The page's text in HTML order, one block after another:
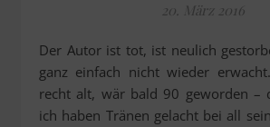
20. März 2016
Der Autor ist tot, ist neulich gestorben, ist morgens
ganz einfach nicht wieder
recht alt, wär bald 90 geworden –
ich haben Tränen gelacht bei all